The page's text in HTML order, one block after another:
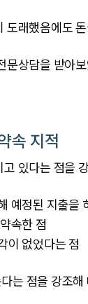
래했음에도
상담을 받아
속 지적
있다는 점을
예정된 지출을
속한 점
이 없었다는 점
는 점을 강조